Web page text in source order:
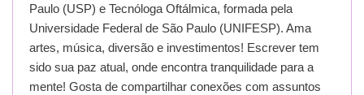
Paulo (USP) e Tecnóloga Oftálmica, formada pela
Universidade Federal de São Paulo (UNIFESP). Ama
artes, música, diversão e investimentos! Escrever tem
sido sua paz atual, onde encontra tranquilidade para a
mente! Gosta de compartilhar conexões com assuntos